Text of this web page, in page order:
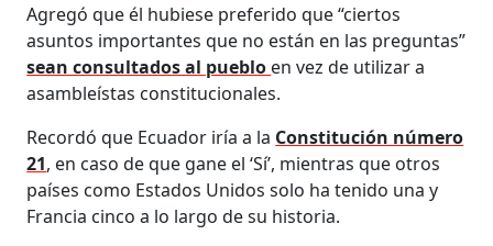
Agregó que él hubiese preferido que “ciertos
asuntos importantes que no están en las preguntas”
sean consultados al pueblo en vez de utilizar a
asambleístas constitucionales.
Recordó que Ecuador iría a la Constitución número
21, en caso de que gane el ‘Sí’, mientras que otros
países como Estados Unidos solo ha tenido una y
Francia cinco a lo largo de su historia.